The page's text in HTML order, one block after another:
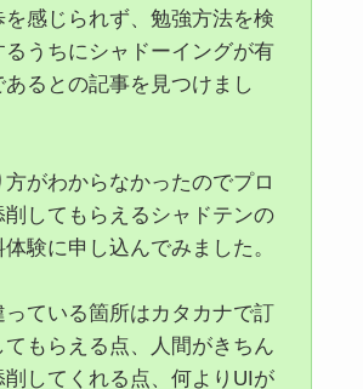
を感じられず、勉強方法を検
るうちにシャドーイングが有
あるとの記事を見つけまし
方がわからなかったのでプロ
削してもらえるシャドテンの
体験に申し込んでみました。
っている箇所はカタカナで訂
てもらえる点、人間がきちん
削してくれる点、何よりUIが